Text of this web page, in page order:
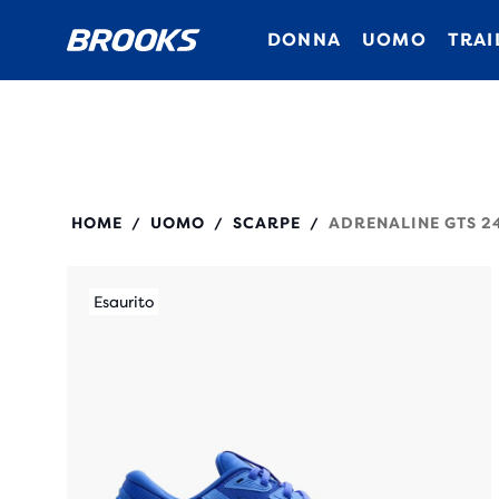
DONNA UOMO
HOME / UOMO / SCARPE / ADRENALINE GTS
Esaurito